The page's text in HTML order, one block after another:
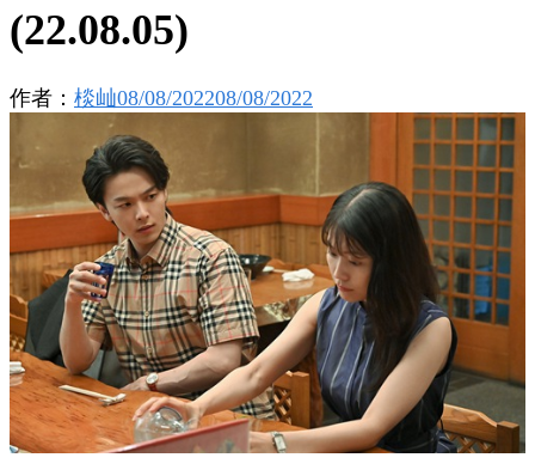
(22.08.05)
作者： 棪屾08/08/202208/08/2022